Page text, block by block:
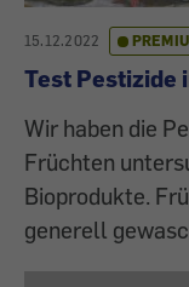
15.12.2022
Test Pestizide
Wir haben die
Früchten
Bioprodukte.
generell